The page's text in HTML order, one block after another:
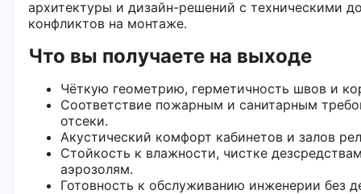
архитектуры и дизайн-решений с техническими
конфликтов на монтаже.
Что вы получаете на выходе
Чёткую геометрию, герметичность швов и
Соответствие пожарным и санитарным
отсеки.
Акустический комфорт кабинетов и залов
Стойкость к влажности, чистке
аэрозолям.
Готовность к обслуживанию инженерии без